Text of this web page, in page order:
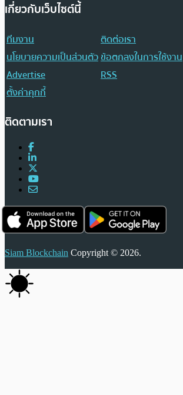
เกี่ยวกับเว็บไซต์นี้
ทีมงาน
ติดต่อเรา
นโยบายความเป็นส่วนตัวข้อตกลงในการใช้งาน
Advertise
RSS
ตั้งค่าคุกกี้
ติดตามเรา
Siam Blockchain Copyright © 2026.